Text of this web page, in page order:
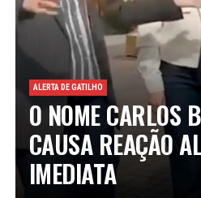
ALERTA DE GATILHO
O NOME CARLOS
CAUSA REAÇÃO
IMEDIATA